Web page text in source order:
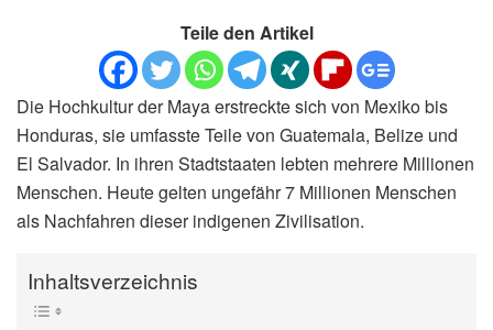
Teile den Artikel
Die Hochkultur der Maya erstreckte sich von Mexiko bis
Honduras, sie umfasste Teile von Guatemala, Belize und
El Salvador. In ihren Stadtstaaten lebten mehrere Millionen
Menschen. Heute gelten ungefähr 7 Millionen Menschen
als Nachfahren dieser indigenen Zivilisation.
Inhaltsverzeichnis